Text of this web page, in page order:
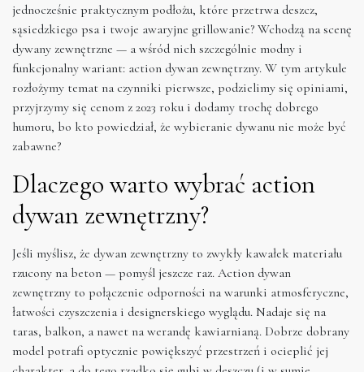
jednocześnie praktycznym podłożu, które przetrwa deszcz,
sąsiedzkiego psa i twoje awaryjne grillowanie? Wchodzą na scenę
dywany zewnętrzne — a wśród nich szczególnie modny i
funkcjonalny wariant: action dywan zewnętrzny. W tym artykule
rozłożymy temat na czynniki pierwsze, podzielimy się opiniami,
przyjrzymy się cenom z 2023 roku i dodamy trochę dobrego
humoru, bo kto powiedział, że wybieranie dywanu nie może być
zabawne?
Dlaczego warto wybrać action
dywan zewnętrzny?
Jeśli myślisz, że dywan zewnętrzny to zwykły kawałek materiału
rzucony na beton — pomyśl jeszcze raz. Action dywan
zewnętrzny to połączenie odporności na warunki atmosferyczne,
łatwości czyszczenia i designerskiego wyglądu. Nadaje się na
taras, balkon, a nawet na werandę kawiarnianą. Dobrze dobrany
model potrafi optycznie powiększyć przestrzeń i ocieplić jej